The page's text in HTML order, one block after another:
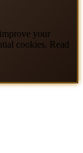
your
cookies. Read